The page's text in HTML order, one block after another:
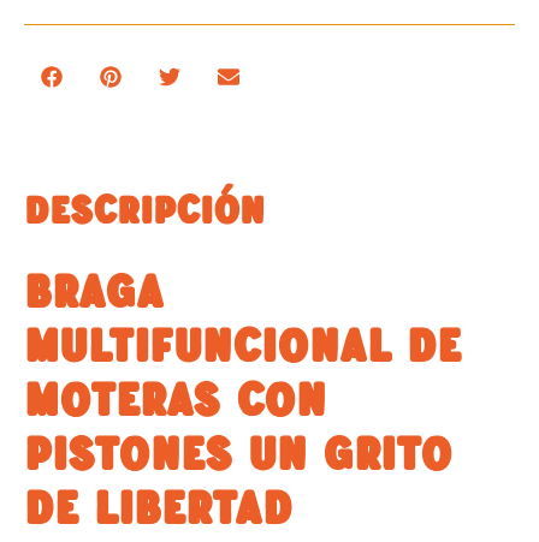
DESCRIPCIÓN
BRAGA
MULTIFUNCIONAL DE
MOTERAS CON
PISTONES UN GRITO
DE LIBERTAD